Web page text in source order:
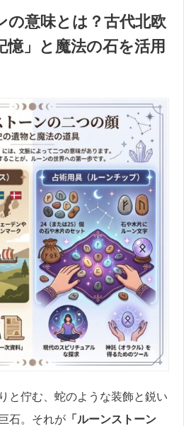
の意味とは？古代北欧
憶」と魔法の石を活用
と佇む、蛇のような装飾と鋭い
石。それが 「ルーンストーン